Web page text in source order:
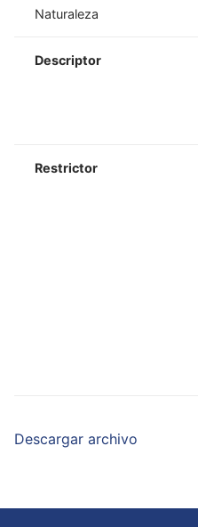
Naturaleza
Descriptor
Restrictor
Descargar archivo